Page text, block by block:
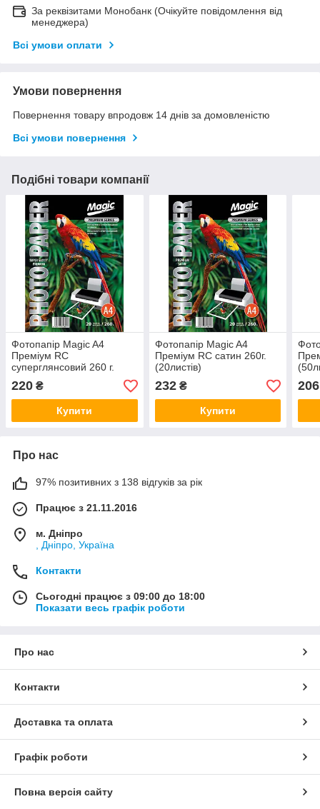
За реквізитами Монобанк (Очікуйте повідомлення від
менеджера)
Всі умови оплати
Умови повернення
Повернення товару впродовж 14 днів за домовленістю
Всі умови повернення
Подібні товари компанії
Фотопапір Magic A4
Преміум RC
суперглянсовий 260 г.
(20листів)
220 ₴
Купити
Фотопапір Magic A4
Преміум RC сатин 260г.
(20листів)
232₴
Купити
206
Про нас
97% позитивних з 138 відгуків за рік
Працює з 21.11.2016
м. Дніпро
, Дніпро, Україна
Контакти
Сьогодні працює з 09:00 до 18:00
Показати весь графік роботи
Про нас
Контакти
Доставка та оплата
Графік роботи
Повна версія сайту